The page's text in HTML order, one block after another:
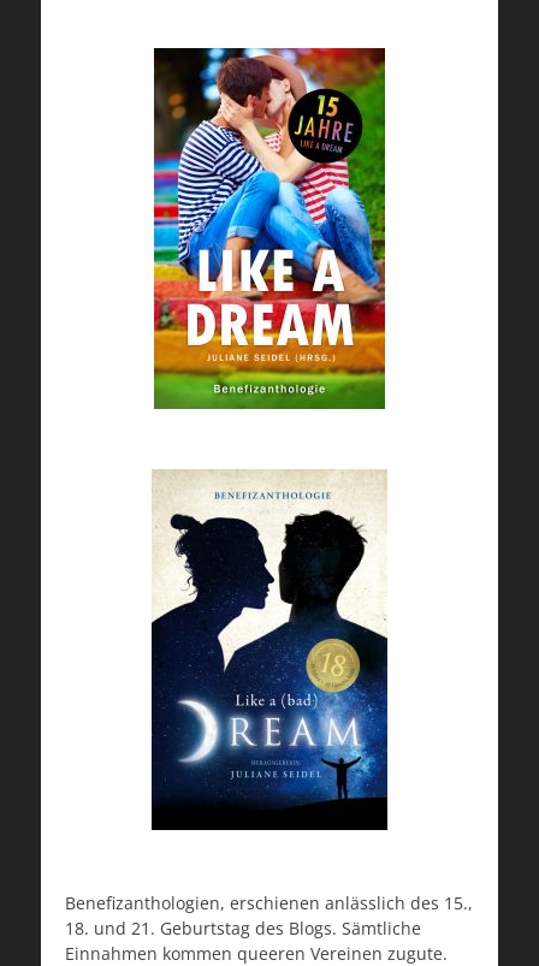
Benefizanthologien, erschienen anlässlich des 15.,
18. und 21. Geburtstag des Blogs. Sämtliche
Einnahmen kommen queeren Vereinen zugute.